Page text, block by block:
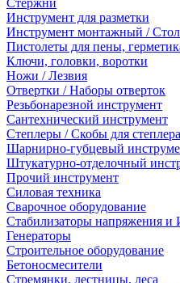
Стержни
Инструмент для разметки
Инструмент монтажный /
Пистолеты для пены,
Ключи, головки, воротки
Ножи / Лезвия
Отвертки / Наборы отверток
Резьбонарезной инструмент
Сантехнический инструмент
Степлеры / Скобы для степлера
Шарнирно-губцевый
Штукатурно-отделочный
Прочий инструмент
Силовая техника
Сварочное оборудование
Стабилизаторы напряжения
Генераторы
Строительное оборудование
Бетоносмесители
Стремянки, лестницы, леса